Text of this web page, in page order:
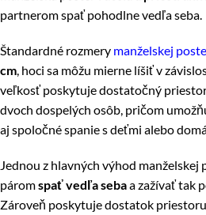
partnerom spať pohodlne vedľa seba.
Štandardné rozmery manželskej
cm , hoci sa môžu mierne líšiť v
veľkosť poskytuje dostatočný
dvoch dospelých osôb, pričom
aj spoločné spanie s deťmi alebo
Jednou z hlavných výhod manželskej
páromspať vedľa sebaa zažívať tak
Zároveň poskytuje dostatok